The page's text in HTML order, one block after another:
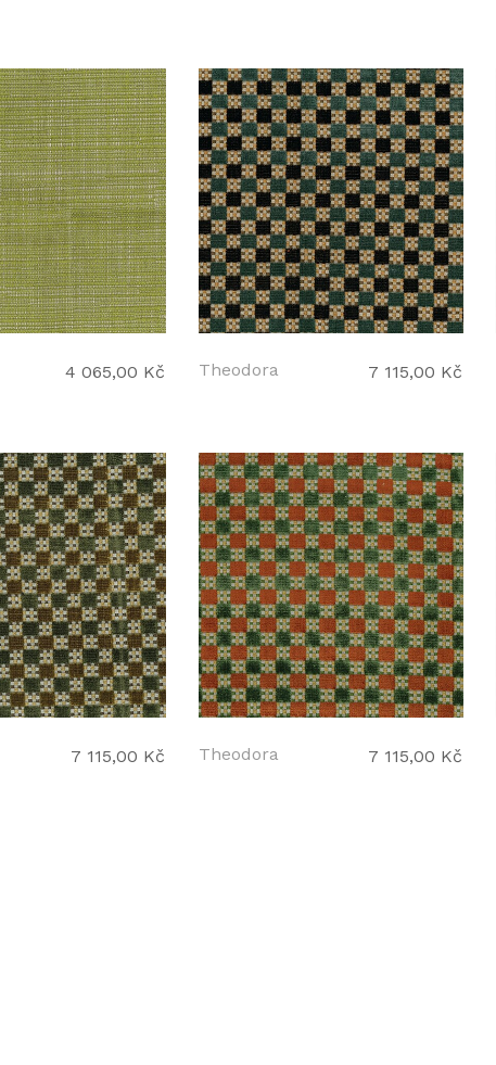
4 065,00 Kč Theodora 7 115,00 Kč
7 115,00 Kč Theodora 7 115,00 Kč